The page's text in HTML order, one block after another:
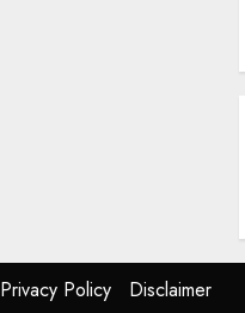
Privacy Policy Disclaimer